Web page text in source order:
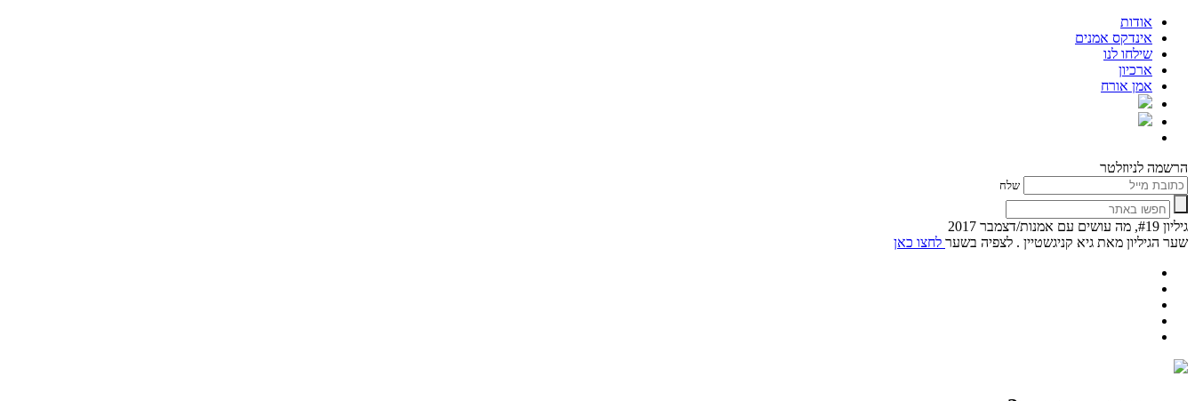
אודות
אינדקס אמנים
שילחו לנו
ארכיון
אמן אורח
הרשמה לניוזלטר
שלח
גיליון #19, מה עושים עם אמנות/דצמבר 2017
שער הגיליון מאת גיא קניגשטיין . לצפיה בשער לחצו כאן